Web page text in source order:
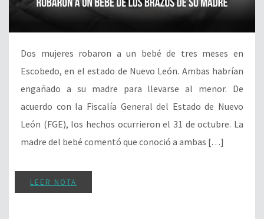
Dos mujeres robaron a un bebé de tres meses en
Escobedo, en el estado de Nuevo León. Ambas habrían
engañado a su madre para llevarse al menor. De
acuerdo con la Fiscalía General del Estado de Nuevo
León (FGE), los hechos ocurrieron el 31 de octubre. La
madre del bebé comentó que conoció a ambas […]
LEER NOTA